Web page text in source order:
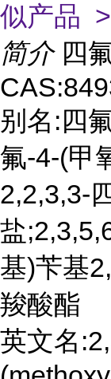
似产品 >
简介 四
别名:四
氟-4-(甲
2,2,3,3-
盐
基)苄基
羧酸酯
英文名